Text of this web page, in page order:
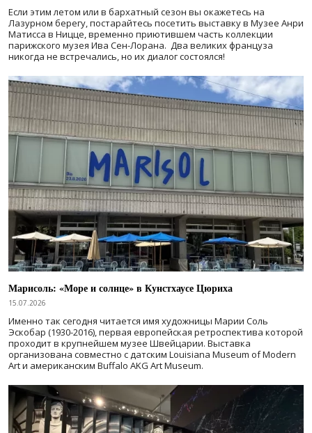
Если этим летом или в бархатный сезон вы окажетесь на
Лазурном берегу, постарайтесь посетить выставку в Музее Анри
Матисса в Ницце, временно приютившем часть коллекции
парижского музея Ива Сен-Лорана. Два великих француза
никогда не встречались, но их диалог состоялся!
Марисоль: «Море и солнце» в Кунстхаусе Цюриха
15.07.2026
Именно так сегодня читается имя художницы Марии Соль
Эскобар (1930-2016), первая европейская ретроспектива которой
проходит в крупнейшем музее Швейцарии. Выставка
организована совместно с датским Louisiana Museum of Modern
Art и американским Buffalo AKG Art Museum.